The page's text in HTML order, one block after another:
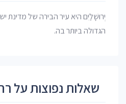
יְרוּשָׁלַיִם היא עיר הבירה של מדינת
הגדולה ביותר בה.
שאלות נפוצות על